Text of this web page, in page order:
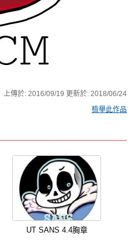
上傳於:2016/09/19 更新於:2018/06/24
檢舉此作品
UT SANS 4.4胸章